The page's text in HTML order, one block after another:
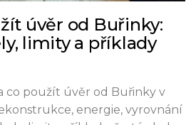
úvěr od Buřinky:
limity a příklady
co použít úvěr od Buřinky v
energie, vyrovnání